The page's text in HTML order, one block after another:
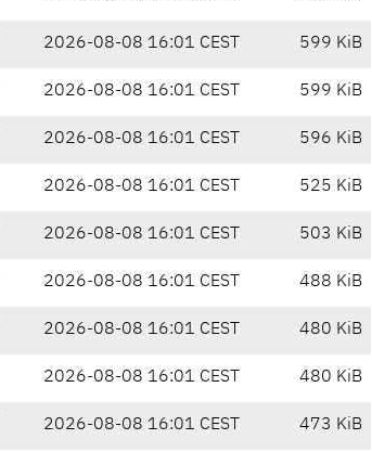
2026-08-08 16:01 CEST 599 KiB
2026-08-08 16:01 CEST 599 KiB
2026-08-08 16:01 CEST 596 KiB
2026-08-08 16:01 CEST 525 KiB
2026-08-08 16:01 CEST 503 KiB
2026-08-08 16:01 CEST 488 KiB
2026-08-08 16:01 CEST 480 KiB
2026-08-08 16:01 CEST 480 KiB
2026-08-08 16:01 CEST 473 KiB